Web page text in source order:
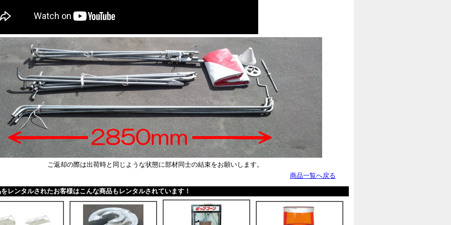
ご返却の際は出荷時と同じような状態に部材同士の結束をお願いします。
商品一覧へ戻る
レンタルされたお客様はこんな商品もレンタルされています！